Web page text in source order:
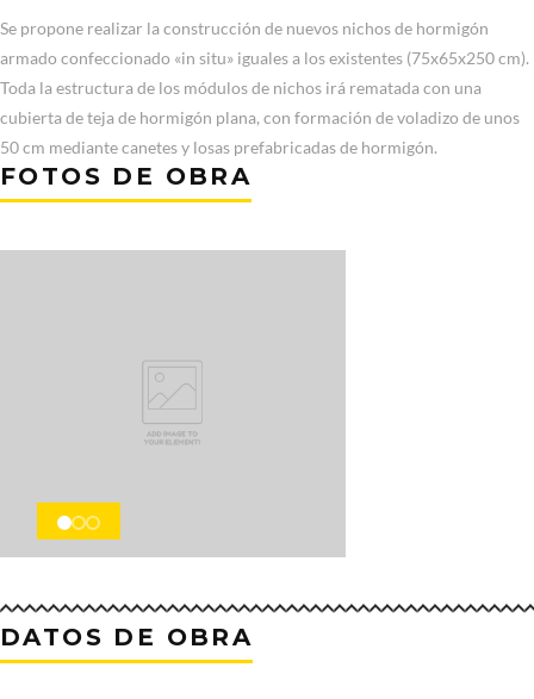
Se propone realizar la construcción de nuevos nichos de hormigón
armado confeccionado «in situ» iguales a los existentes (75x65x250 cm).
Toda la estructura de los módulos de nichos irá rematada con una
cubierta de teja de hormigón plana, con formación de voladizo de unos
50 cm mediante canetes y losas prefabricadas de hormigón.
FOTOS DE OBRA
DATOS DE OBRA